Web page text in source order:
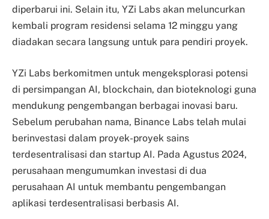
diperbarui ini. Selain itu, YZi Labs akan meluncurkan
kembali program residensi selama 12 minggu yang
diadakan secara langsung untuk para pendiri proyek.
YZi Labs berkomitmen untuk mengeksplorasi potensi
di persimpangan AI, blockchain, dan bioteknologi guna
mendukung pengembangan berbagai inovasi baru.
Sebelum perubahan nama, Binance Labs telah mulai
berinvestasi dalam proyek-proyek sains
terdesentralisasi dan startup AI. Pada Agustus 2024,
perusahaan mengumumkan investasi di dua
perusahaan AI untuk membantu pengembangan
aplikasi terdesentralisasi berbasis AI.